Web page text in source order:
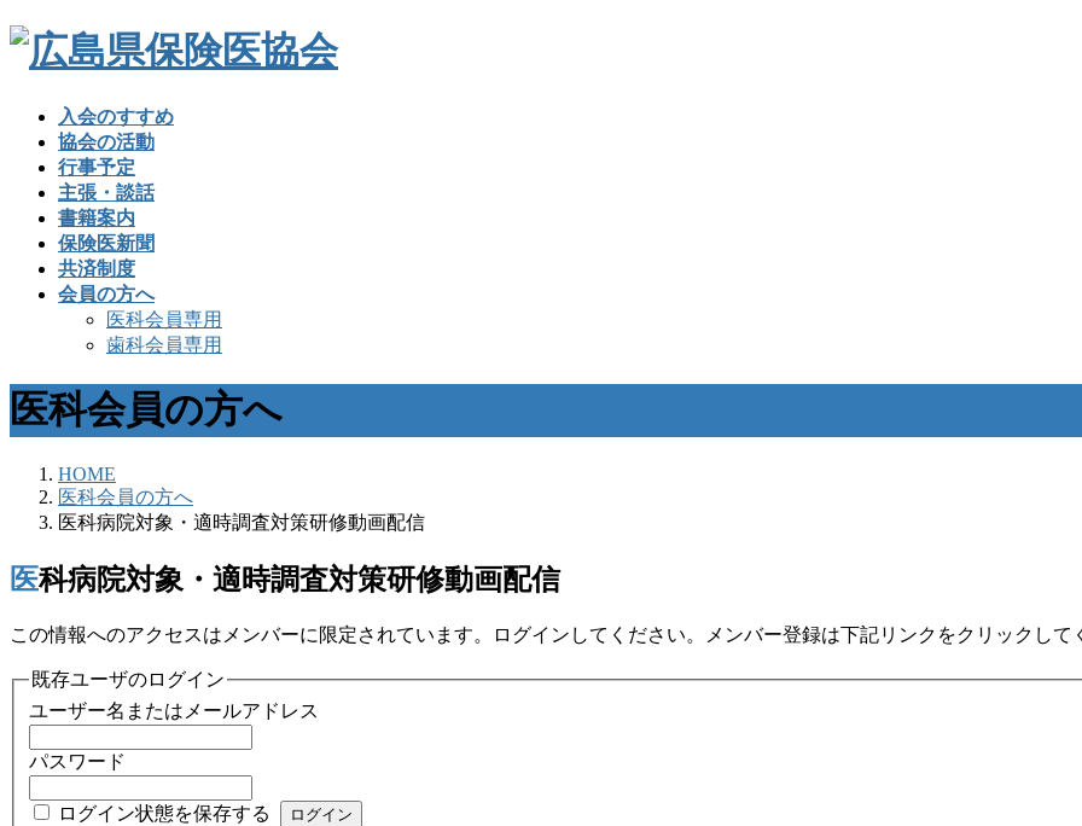
入会のすすめ
協会の活動
行事予定
主張・談話
書籍案内
保険医新聞
共済制度
会員の方へ
医科会員専用
歯科会員専用
医科会員の方へ
HOME
医科会員の方へ
医科病院対象・適時調査対策研修動画配信
医科病院対象・適時調査対策研修動画配信
この情報へのアクセスはメンバーに限定されています。ログインしてください。メンバー登録は下記リンクをクリックして
既存ユーザのログイン
ユーザー名またはメールアドレス
パスワード
ログイン状態を保存する